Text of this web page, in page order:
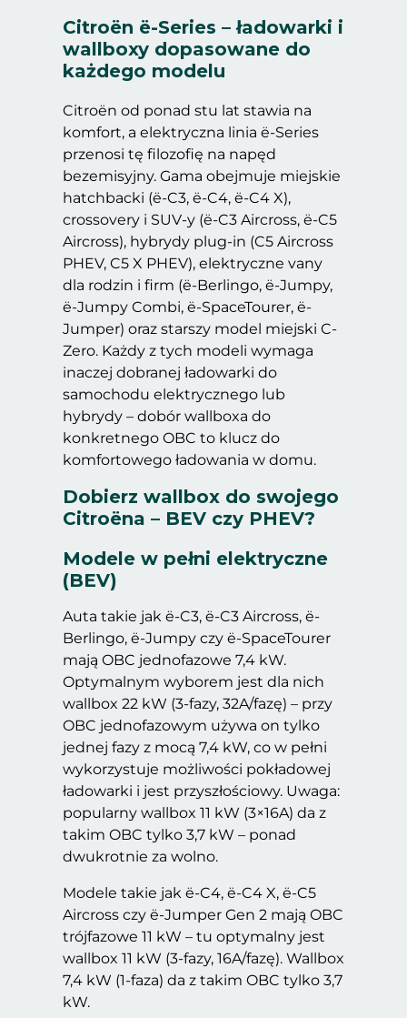
Citroën ë-Series – ładowarki i
wallboxy dopasowane do
każdego modelu
Citroën od ponad stu lat stawia na
komfort, a elektryczna linia ë-Series
przenosi tę filozofię na napęd
bezemisyjny. Gama obejmuje miejskie
hatchbacki (ë-C3, ë-C4, ë-C4 X),
crossovery i SUV-y (ë-C3 Aircross, ë-C5
Aircross), hybrydy plug-in (C5 Aircross
PHEV, C5 X PHEV), elektryczne vany
dla rodzin i firm (ë-Berlingo, ë-Jumpy,
ë-Jumpy Combi, ë-SpaceTourer, ë-
Jumper) oraz starszy model miejski C-
Zero. Każdy z tych modeli wymaga
inaczej dobranej ładowarki do
samochodu elektrycznego lub
hybrydy – dobór wallboxa do
konkretnego OBC to klucz do
komfortowego ładowania w domu.
Dobierz wallbox do swojego
Citroëna – BEV czy PHEV?
Modele w pełni elektryczne
(BEV)
Auta takie jak ë-C3, ë-C3 Aircross, ë-
Berlingo, ë-Jumpy czy ë-SpaceTourer
mają OBC jednofazowe 7,4 kW.
Optymalnym wyborem jest dla nich
wallbox 22 kW (3-fazy, 32A/fazę) – przy
OBC jednofazowym używa on tylko
jednej fazy z mocą 7,4 kW, co w pełni
wykorzystuje możliwości pokładowej
ładowarki i jest przyszłościowy. Uwaga:
popularny wallbox 11 kW (3×16A) da z
takim OBC tylko 3,7 kW – ponad
dwukrotnie za wolno.
Modele takie jak ë-C4, ë-C4 X, ë-C5
Aircross czy ë-Jumper Gen 2 mają OBC
trójfazowe 11 kW – tu optymalny jest
wallbox 11 kW (3-fazy, 16A/fazę). Wallbox
7,4 kW (1-faza) da z takim OBC tylko 3,7
kW.